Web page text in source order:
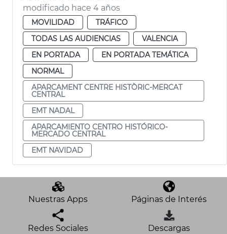
modificado hace 4 años
MOVILIDAD
TRÁFICO
TODAS LAS AUDIENCIAS
VALENCIA
EN PORTADA
EN PORTADA TEMÁTICA
NORMAL
APARCAMENT CENTRE HISTÒRIC-MERCAT
CENTRAL
EMT NADAL
APARCAMIENTO CENTRO HISTÓRICO-
MERCADO CENTRAL
EMT NAVIDAD
Nuestras Apps Páginas de Interés
Redes Sociales Descargas